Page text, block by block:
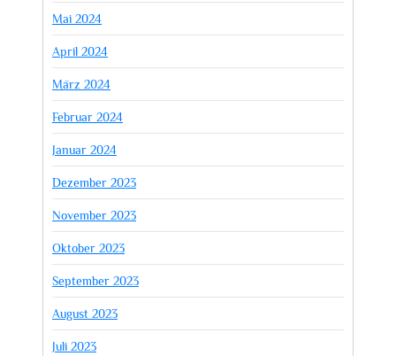
Mai 2024
April 2024
März 2024
Februar 2024
Januar 2024
Dezember 2023
November 2023
Oktober 2023
September 2023
August 2023
Juli 2023